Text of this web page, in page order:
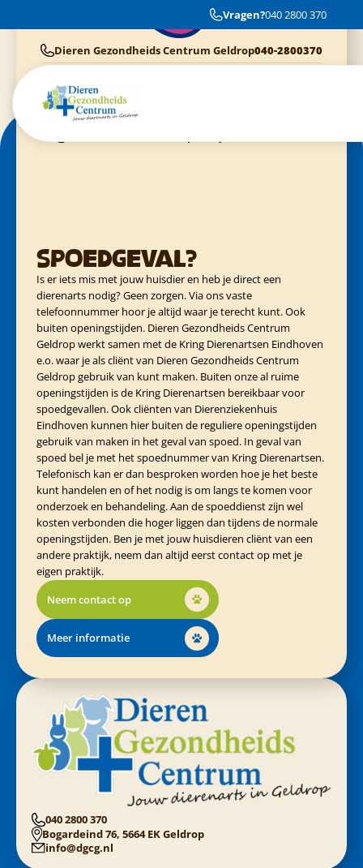
Vragen?040 2800 370
Geweldig, hier zijn dieren en hun baasjes belangrijker dan geld!!
Super, gewoon eerlijk hoe het is.
Dieren Gezondheids Centrum Geldrop040-2800370
Cliënten van Kring Eindhoven
Spoedgeval?
Is er iets mis met jouw huisdier en heb je direct een
dierenarts nodig? Geen zorgen. Via ons vaste
telefoonnummer hoor je altijd waar je terecht kunt. Ook
buiten openingstijden. Dieren Gezondheids Centrum
Geldrop werkt samen met de Kring Dierenartsen Eindhoven
e.o. waar je als cliënt van Dieren Gezondheids Centrum
Geldrop gebruik van kunt maken. Buiten onze al ruime
openingstijden is de Kring Dierenartsen bereikbaar voor
spoedgevallen. Ook cliënten van Dierenziekenhuis
Eindhoven kunnen hier buiten de reguliere openingstijden
gebruik van maken in het geval van spoed. In geval van
spoed bel je met het spoednummer van Kring Dierenartsen.
Telefonisch kan er dan besproken worden hoe je het beste
kunt handelen en of het nodig is om langs te komen voor
onderzoek en behandeling. Aan de spoeddienst zijn wel
kosten verbonden die hoger liggen dan tijdens de normale
openingstijden. Ben je met jouw huisdieren cliënt van een
andere praktijk, neem dan altijd eerst contact op met je
eigen praktijk.
Neem contact op
Meer informatie
040 2800 370
Bogardeind 76, 5664 EK Geldrop
info@dgcg.nl